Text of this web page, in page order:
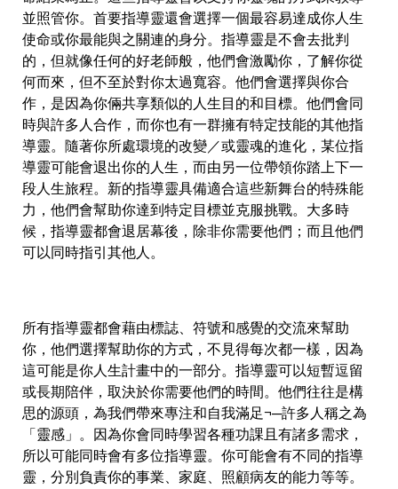
並照管你。首要指導靈還會選擇一個最容易達成你人生
使命或你最能與之關連的身分。指導靈是不會去批判
的，但就像任何的好老師般，他們會激勵你，了解你從
何而來，但不至於對你太過寬容。他們會選擇與你合
作，是因為你倆共享類似的人生目的和目標。他們會同
時與許多人合作，而你也有一群擁有特定技能的其他指
導靈。隨著你所處環境的改變／或靈魂的進化，某位指
導靈可能會退出你的人生，而由另一位帶領你踏上下一
段人生旅程。新的指導靈具備適合這些新舞台的特殊能
力，他們會幫助你達到特定目標並克服挑戰。大多時
候，指導靈都會退居幕後，除非你需要他們；而且他們
可以同時指引其他人。
所有指導靈都會藉由標誌、符號和感覺的交流來幫助
你，他們選擇幫助你的方式，不見得每次都一樣，因為
這可能是你人生計畫中的一部分。指導靈可以短暫逗留
或長期陪伴，取決於你需要他們的時間。他們往往是構
思的源頭，為我們帶來專注和自我滿足¬─許多人稱之為
「靈感」。因為你會同時學習各種功課且有諸多需求，
所以可能同時會有多位指導靈。你可能會有不同的指導
靈，分別負責你的事業、家庭、照顧病友的能力等等。